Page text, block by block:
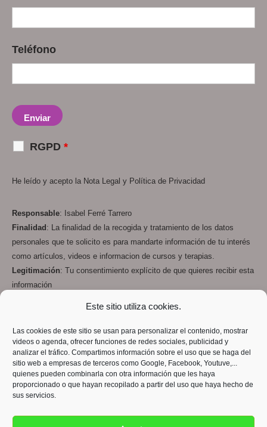
Este sitio utiliza cookies.
Las cookies de este sitio se usan para personalizar el contenido, mostrar
videos o agenda, ofrecer funciones de redes sociales, publicidad y
analizar el tráfico. Compartimos información sobre el uso que se haga del
sitio web a empresas de terceros como Google, Facebook, Youtuve,...
quienes pueden combinarla con otra información que les haya
proporcionado o que hayan recopilado a partir del uso que haya hecho de
sus servicios.
Teléfono
RGPD *
He leído y acepto la Nota Legal y Política de Privacidad
Responsable: Isabel Ferré Tarrero
Finalidad : La finalidad de la recogida y tratamiento de los datos
personales que te solicito es para mandarte información de tu interés
como artículos, videos e informacion de cursos y terapias.
Legitimación: Tu consentimiento explícito de que quieres recibir esta
información
cumplen con la RGPD
Derechos: Podrás ejercer tus derechos de acceso, rectificación,
limitación y suprimir los datos en info@despiertatucamino.com así
como el derecho a presentar una reclamación ante una autoridad de
control.